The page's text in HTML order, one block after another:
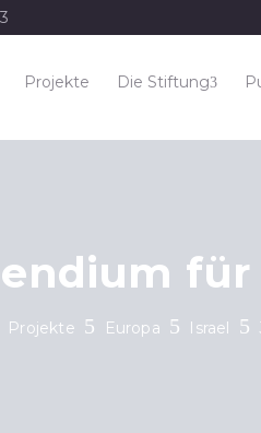
Projekte Die Stiftung
für
Projekte Europa Israel